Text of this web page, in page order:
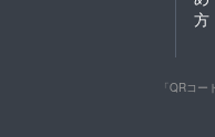
方
「QRコ